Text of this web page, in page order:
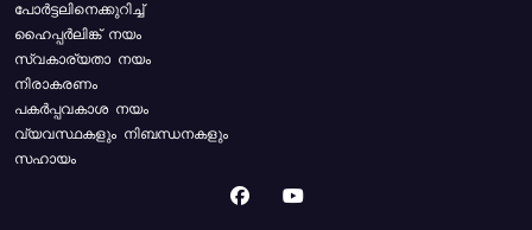
പോര്‍ട്ടലിനെക്കുറിച്ച്
ഹൈപ്പർലിങ്ക് നയം
സ്വകാര്യതാ നയം
നിരാകരണം
പകർപ്പവകാശ നയം
വ്യവസ്ഥകളും നിബന്ധനകളും
സഹായം